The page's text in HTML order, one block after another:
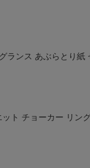
ランス あぶらとり紙
ト チョーカー リン